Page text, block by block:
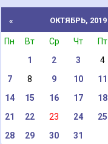
« ОКТЯБРЬ, 2019
Пн Вт Ср Чт Пт
1
2 3 4
7
8 9 10 11
14
15 16 17 18
21
22 23 24 25
28
29 30 31